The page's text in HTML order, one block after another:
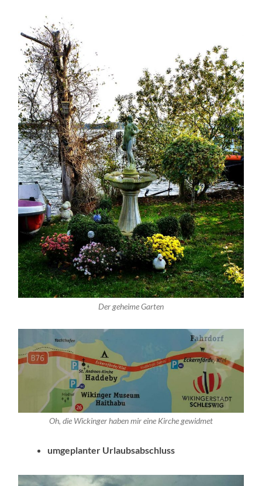
Der geheime Garten
Oh, die Wickinger haben mir eine Kirche gewidmet
umgeplanter Urlaubsabschluss